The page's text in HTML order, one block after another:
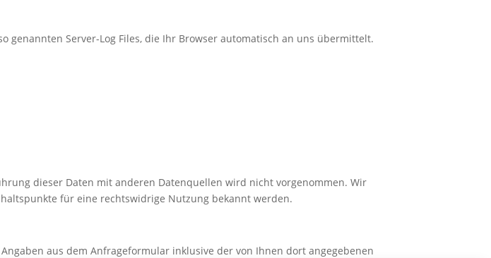
Server-Log Files, die Ihr Browser automatisch an uns übermittelt.
dieser Daten mit anderen Datenquellen wird nicht vorgenommen. Wir
für eine rechtswidrige Nutzung bekannt werden.
aus dem Anfrageformular inklusive der von Ihnen dort angegebenen